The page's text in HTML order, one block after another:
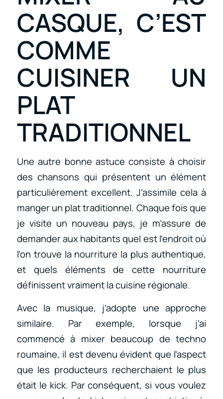
CASQUE, C’EST
COMME
CUISINER UN
PLAT
TRADITIONNEL
Une autre bonne astuce consiste à choisir
des chansons qui présentent un élément
particulièrement excellent. J’assimile cela à
manger un plat traditionnel. Chaque fois que
je visite un nouveau pays, je m’assure de
demander aux habitants quel est l’endroit où
l’on trouve la nourriture la plus authentique,
et quels éléments de cette nourriture
définissent vraiment la cuisine régionale.
Avec la musique, j’adopte une approche
similaire. Par exemple, lorsque j’ai
commencé à mixer beaucoup de techno
roumaine, il est devenu évident que l’aspect
que les producteurs recherchaient le plus
était le kick. Par conséquent, si vous voulez